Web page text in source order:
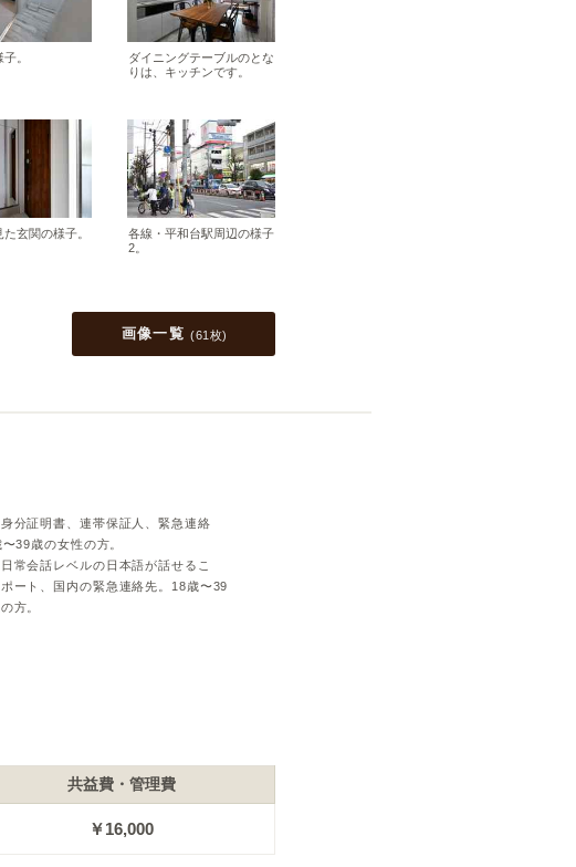
。
ダイニングテーブルのとな
りは、キッチンです。
玄関の様子。
各線・平和台駅周辺の様子
2。
画像一覧 (61枚)
身分証明書、連帯保証人、緊急連絡
39歳の女性の方。
日常会話レベルの日本語が話せるこ
ート、国内の緊急連絡先。18歳〜39
方。
共益費・管理費
￥16,000